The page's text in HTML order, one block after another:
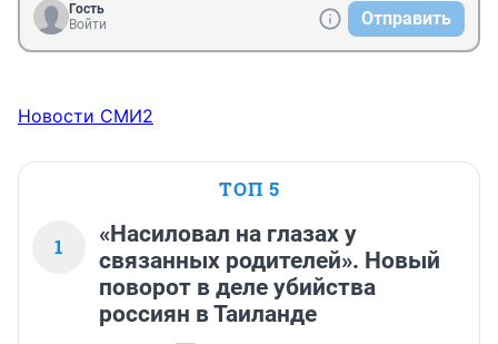
Гость
Войти
Отправить
Новости СМИ2
ТОП 5
1
«Насиловал на глазах у
связанных родителей». Новый
поворот в деле убийства
россиян в Таиланде